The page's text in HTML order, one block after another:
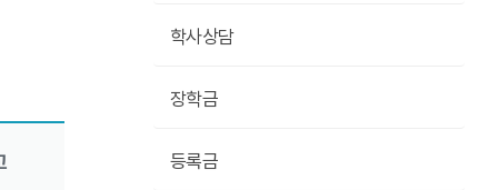
학사상담
장학금
등록금